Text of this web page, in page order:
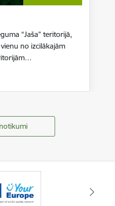
“Jaša” teritorijā,
no izcilākajām